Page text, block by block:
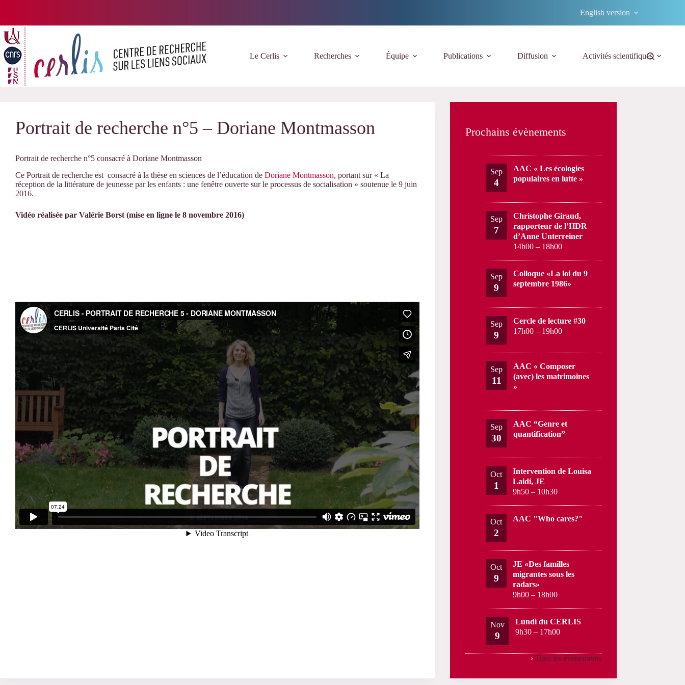
English version
Le Cerlis Recherches Équipe Publications Diffusion Activités scientifiques
Portrait de recherche n°5 – Doriane Montmasson
Portrait de recherche n°5 consacré à Doriane Montmasson
Ce Portrait de recherche est consacré à la thèse en sciences de l’éducation de Doriane Montmasson, portant sur « La
réception de la littérature de jeunesse par les enfants : une fenêtre ouverte sur le processus de socialisation » soutenue le 9 juin
2016.
Vidéo réalisée par Valérie Borst (mise en ligne le 8 novembre 2016)
Prochains évènements
Sep
4
AAC « Les écologies
populaires en lutte »
Sep
7
Christophe Giraud,
rapporteur de l’HDR
d’Anne Unterreiner
14h00 – 18h00
Sep
9
Colloque «La loi du 9
septembre 1986»
Sep
9
Cercle de lecture #30
17h00 – 19h00
Sep
11
AAC « Composer
(avec) les matrimoines
»
Sep
30
AAC “Genre et
quantification”
Oct
1
Intervention de Louisa
Laidi, JE
9h50 – 10h30
Oct
2
AAC "Who cares?"
Oct
9
JE «Des familles
migrantes sous les
radars»
9h00 – 18h00
Nov
9
Lundi du CERLIS
9h30 – 17h00
› Tous les évènements